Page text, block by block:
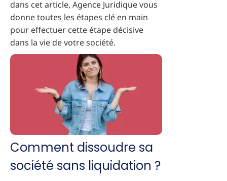
dans cet article, Agence Juridique vous
donne toutes les étapes clé en main
pour effectuer cette étape décisive
dans la vie de votre société.
Comment dissoudre sa
société sans liquidation ?